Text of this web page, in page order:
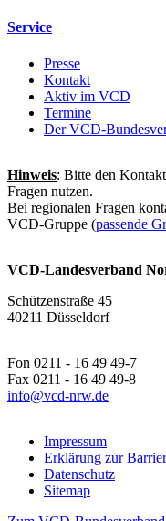
Service
Presse
Kontakt
Aktiv im VCD
Termine
Der VCD-
Hinweis: Bitte den
Fragen nutzen.
Bei regionalen Fragen
VCD-Gruppe (passende
VCD-Landesverband
Schützenstraße 45
40211 Düsseldorf
Fon 0211 - 16 49 49-7
Fax 0211 - 16 49 49-8
info@vcd-nrw.de
Impressum
Erklärung zur
Datenschutz
Sitemap